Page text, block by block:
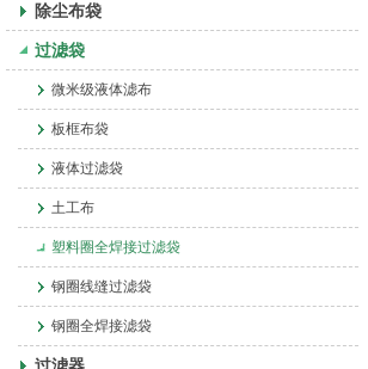
除尘布袋
过滤袋
微米级液体滤布
板框布袋
液体过滤袋
土工布
塑料圈全焊接过滤袋
钢圈线缝过滤袋
钢圈全焊接滤袋